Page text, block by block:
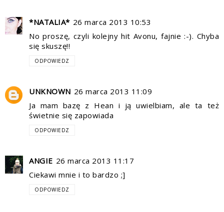
*NATALIA* 26 marca 2013 10:53
No proszę, czyli kolejny hit Avonu, fajnie :-). Chyba
się skuszę!!
ODPOWIEDZ
UNKNOWN 26 marca 2013 11:09
Ja mam bazę z Hean i ją uwielbiam, ale ta też
świetnie się zapowiada
ODPOWIEDZ
ANGIE 26 marca 2013 11:17
Ciekawi mnie i to bardzo ;]
ODPOWIEDZ